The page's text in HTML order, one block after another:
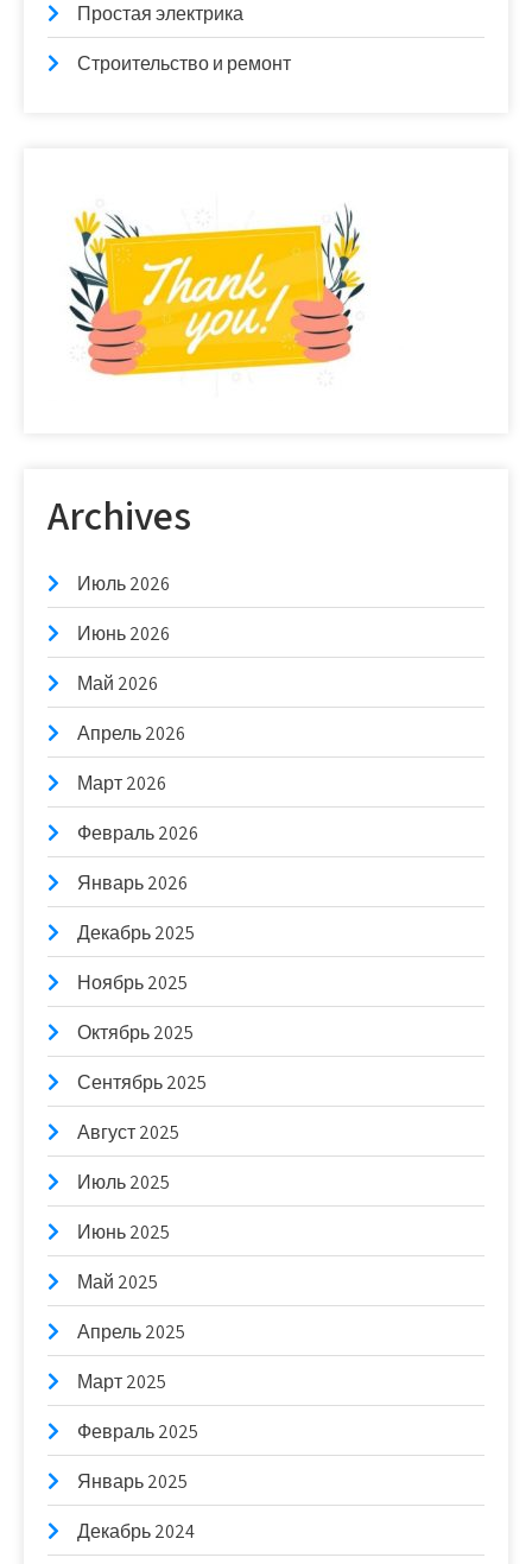
Простая электрика
Строительство и ремонт
Archives
Июль 2026
Июнь 2026
Май 2026
Апрель 2026
Март 2026
Февраль 2026
Январь 2026
Декабрь 2025
Ноябрь 2025
Октябрь 2025
Сентябрь 2025
Август 2025
Июль 2025
Июнь 2025
Май 2025
Апрель 2025
Март 2025
Февраль 2025
Январь 2025
Декабрь 2024